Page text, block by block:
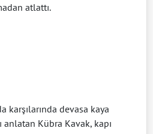
atlattı.
karşılarında devasa kaya
anlatan Kübra Kavak, kapı